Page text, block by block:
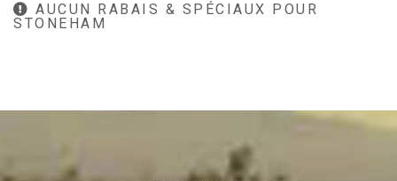
AUCUN RABAIS & SPÉCIAUX POUR
STONEHAM